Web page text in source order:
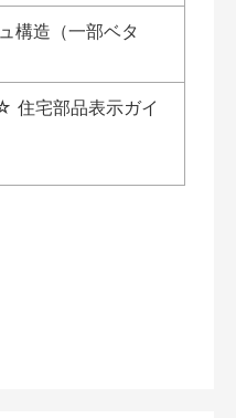
構造（一部ベタ
宅部品表示ガイ